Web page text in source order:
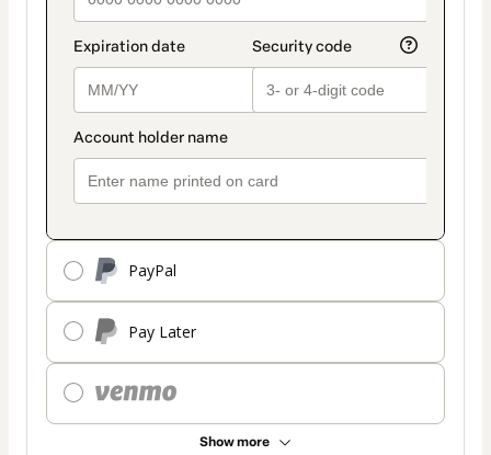
PayPal
Pay Later
Show more